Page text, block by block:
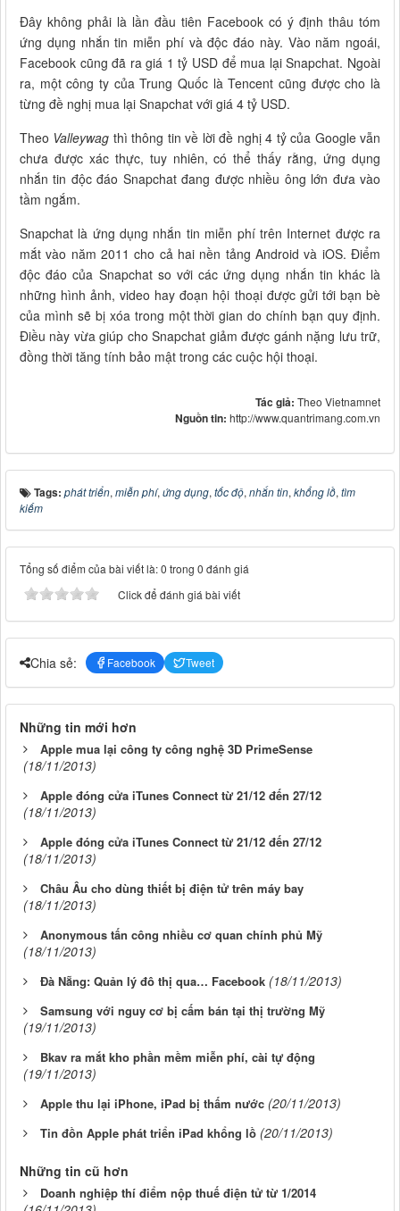
Đây không phải là lần đầu tiên Facebook có ý định thâu tóm
ứng dụng nhắn tin miễn phí và độc đáo này. Vào năm ngoái,
Facebook cũng đã ra giá 1 tỷ USD để mua lại Snapchat. Ngoài
ra, một công ty của Trung Quốc là Tencent cũng được cho là
từng đề nghị mua lại Snapchat với giá 4 tỷ USD.
Theo Valleywag thì thông tin về lời đề nghị 4 tỷ của Google vẫn
chưa được xác thực, tuy nhiên, có thể thấy rằng, ứng dụng
nhắn tin độc đáo Snapchat đang được nhiều ông lớn đưa vào
tầm ngắm.
Snapchat là ứng dụng nhắn tin miễn phí trên Internet được ra
mắt vào năm 2011 cho cả hai nền tảng Android và iOS. Điểm
độc đáo của Snapchat so với các ứng dụng nhắn tin khác là
những hình ảnh, video hay đoạn hội thoại được gửi tới bạn bè
của mình sẽ bị xóa trong một thời gian do chính bạn quy định.
Điều này vừa giúp cho Snapchat giảm được gánh nặng lưu trữ,
đồng thời tăng tính bảo mật trong các cuộc hội thoại.
Tác giả: Theo Vietnamnet
Nguồn tin: http://www.quantrimang.com.vn
Tags: phát triển, miễn phí, ứng dụng, tốc độ, nhắn tin, khổng lồ, tìm
kiếm
Tổng số điểm của bài viết là: 0 trong 0 đánh giá
Click để đánh giá bài viết
Chia sẻ: Facebook Tweet
Những tin mới hơn
Apple mua lại công ty công nghệ 3D PrimeSense
(18/11/2013)
Apple đóng cửa iTunes Connect từ 21/12 đến 27/12
(18/11/2013)
Apple đóng cửa iTunes Connect từ 21/12 đến 27/12
(18/11/2013)
Châu Âu cho dùng thiết bị điện tử trên máy bay
(18/11/2013)
Anonymous tấn công nhiều cơ quan chính phủ Mỹ
(18/11/2013)
Đà Nẵng: Quản lý đô thị qua… Facebook (18/11/2013)
Samsung với nguy cơ bị cấm bán tại thị trường Mỹ
(19/11/2013)
Bkav ra mắt kho phần mềm miễn phí, cài tự động
(19/11/2013)
Apple thu lại iPhone, iPad bị thấm nước (20/11/2013)
Tin đồn Apple phát triển iPad khổng lồ (20/11/2013)
Những tin cũ hơn
Doanh nghiệp thí điểm nộp thuế điện tử từ 1/2014